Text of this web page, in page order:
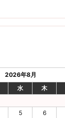
2026年8月
水 木
5 6